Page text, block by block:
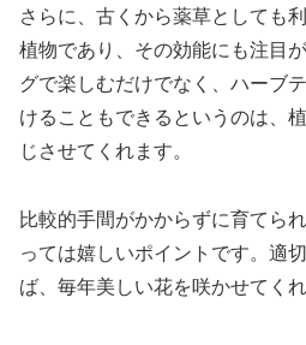
さらに、古くから薬草としても
植物であり、その効能にも注目
グで楽しむだけでなく、ハーブ
けることもできるというのは、
じさせてくれます。
比較的手間がかからずに育てら
っては嬉しいポイントです。適
ば、毎年美しい花を咲かせてくれ